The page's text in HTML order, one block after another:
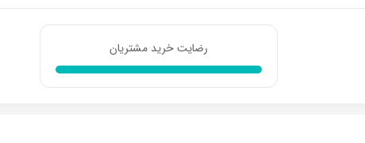
رضایت خرید مشتریان